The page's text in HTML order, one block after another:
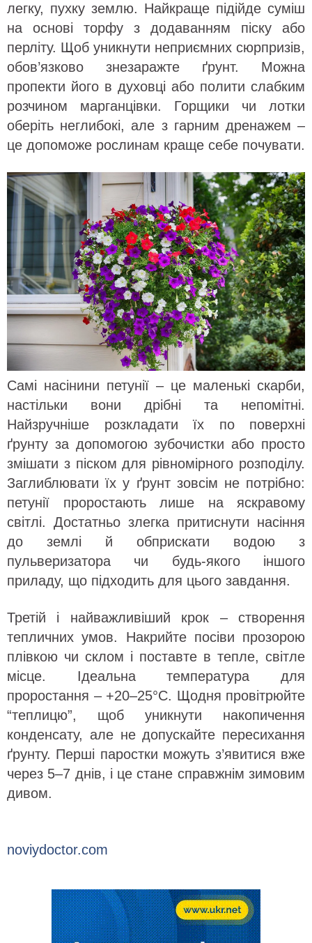
легку, пухку землю. Найкраще підійде суміш
на основі торфу з додаванням піску або
перліту. Щоб уникнути неприємних сюрпризів,
обов’язково знезаражте ґрунт. Можна
пропекти його в духовці або полити слабким
розчином марганцівки. Горщики чи лотки
оберіть неглибокі, але з гарним дренажем –
це допоможе рослинам краще себе почувати.
Самі насінини петунії – це маленькі скарби,
настільки вони дрібні та непомітні.
Найзручніше розкладати їх по поверхні
ґрунту за допомогою зубочистки або просто
змішати з піском для рівномірного розподілу.
Заглиблювати їх у ґрунт зовсім не потрібно:
петунії проростають лише на яскравому
світлі. Достатньо злегка притиснути насіння
до землі й обприскати водою з
пульверизатора чи будь-якого іншого
приладу, що підходить для цього завдання.
Третій і найважливіший крок – створення
тепличних умов. Накрийте посіви прозорою
плівкою чи склом і поставте в тепле, світле
місце. Ідеальна температура для
проростання – +20–25°C. Щодня провітрюйте
“теплицю”, щоб уникнути накопичення
конденсату, але не допускайте пересихання
ґрунту. Перші паростки можуть з’явитися вже
через 5–7 днів, і це стане справжнім зимовим
дивом.
noviydoctor.com